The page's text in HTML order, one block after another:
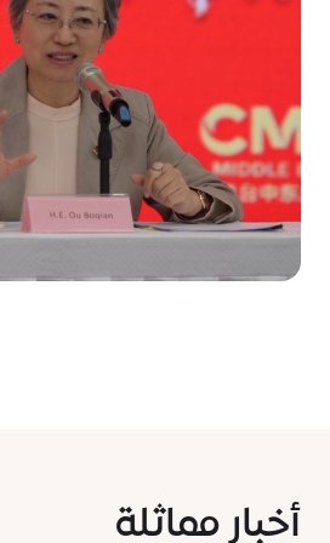
أخبار مماثلة